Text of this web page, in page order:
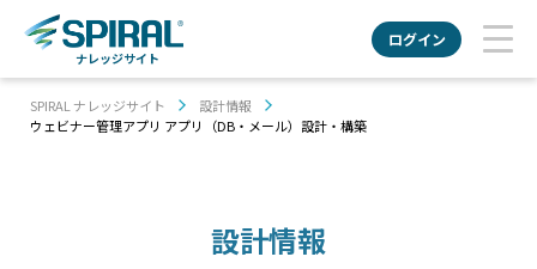
ナレッジサイト
ログイン
SPIRAL ナレッジサイト
設計情報
ウェビナー管理アプリ アプリ（DB・メール）設計・構築
設計情報